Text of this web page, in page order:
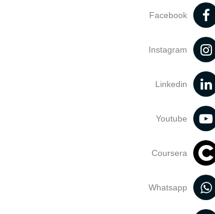
Facebook
Instagram
Linkedin
Youtube
Coursera
Whatsapp